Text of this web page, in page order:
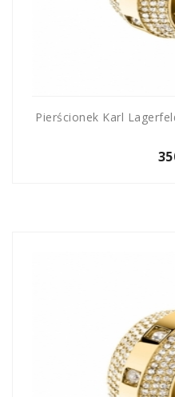
Pierścionek Karl